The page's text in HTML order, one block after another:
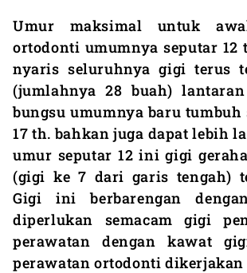
Umur maksimal untuk
ortodonti umumnya seputar 12
nyaris seluruhnya gigi terus
(jumlahnya 28 buah)
bungsu umumnya baru
17 th. bahkan juga dapat lebih
umur seputar 12 ini gigi
(gigi ke 7 dari garis tengah)
Gigi ini berbarengan
diperlukan semacam gigi
perawatan dengan kawat
perawatan ortodonti dikerjakan